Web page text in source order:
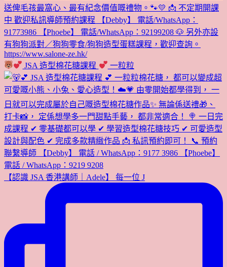
JSA 造型棉花糖課程 一粒粒
【認識 JSA 香港講師｜Adele】 每一位 J